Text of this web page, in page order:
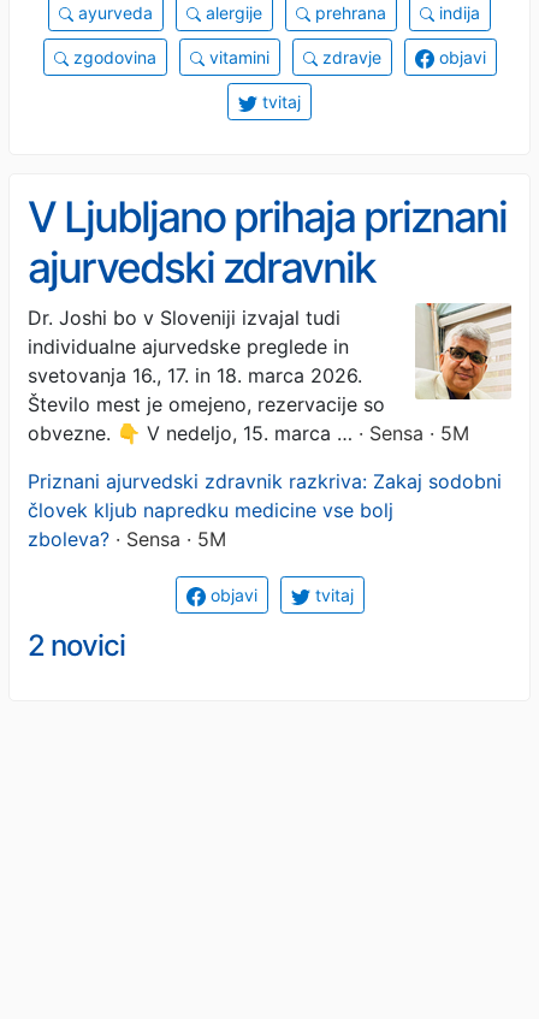
ayurveda alergije prehrana indija
zgodovina vitamini zdravje objavi
tvitaj
V Ljubljano prihaja priznani
ajurvedski zdravnik
Dr. Joshi bo v Sloveniji izvajal tudi
individualne ajurvedske preglede in
svetovanja 16., 17. in 18. marca 2026.
Število mest je omejeno, rezervacije so
obvezne. 👇 V nedeljo, 15. marca … · Sensa · 5M
Priznani ajurvedski zdravnik razkriva: Zakaj sodobni
človek kljub napredku medicine vse bolj
zboleva? · Sensa · 5M
objavi tvitaj
2 novici